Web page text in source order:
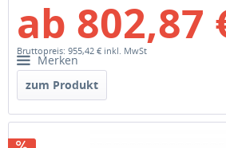
ab 802,87
Bruttopreis: 955,42 € inkl. MwSt
Merken
zum Produkt